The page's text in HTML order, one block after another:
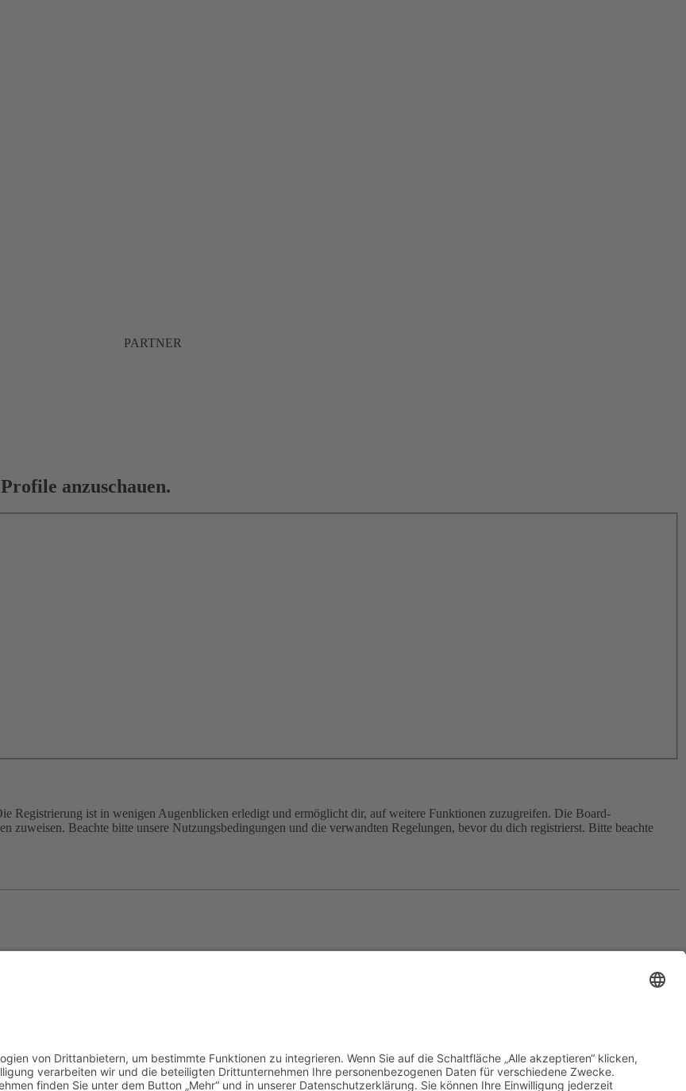
PARTNER
anzuschauen.
Registrierung ist in wenigen Augenblicken erledigt und ermöglicht dir, auf weitere Funktionen zuzugreifen. Die Board-
zuweisen. Beachte bitte unsere Nutzungsbedingungen und die verwandten Regelungen, bevor du dich registrierst. Bitte beachte